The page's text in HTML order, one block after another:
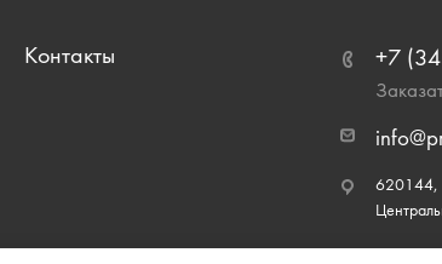
Контакты +7
620144,